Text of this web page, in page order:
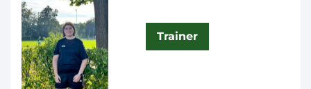
Trainer